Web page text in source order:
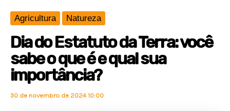
Agricultura Natureza
Dia do Estatuto da Terra: você
sabe o que é e qual sua
importância?
30 de novembro de 2024 10:00